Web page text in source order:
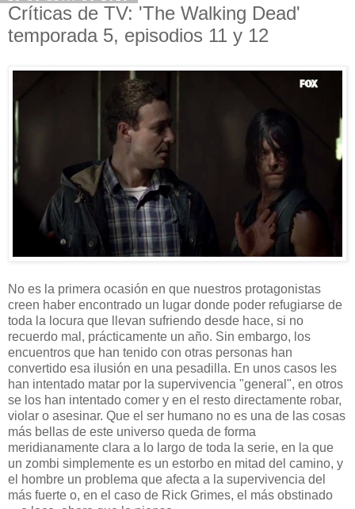
Críticas de TV: 'The Walking Dead'
temporada 5, episodios 11 y 12
No es la primera ocasión en que nuestros protagonistas
creen haber encontrado un lugar donde poder refugiarse de
toda la locura que llevan sufriendo desde hace, si no
recuerdo mal, prácticamente un año. Sin embargo, los
encuentros que han tenido con otras personas han
convertido esa ilusión en una pesadilla. En unos casos les
han intentado matar por la supervivencia "general", en otros
se los han intentado comer y en el resto directamente robar,
violar o asesinar. Que el ser humano no es una de las cosas
más bellas de este universo queda de forma
meridianamente clara a lo largo de toda la serie, en la que
un zombi simplemente es un estorbo en mitad del camino, y
el hombre un problema que afecta a la supervivencia del
más fuerte o, en el caso de Rick Grimes, el más obstinado